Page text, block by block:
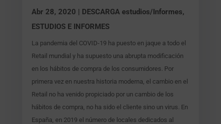
Abr 28, 2020 | DESCARGA estudios/Informes,
ESTUDIOS E INFORMES
La pandemia del COVID-19 ha puesto en jaque a todo el
Retail mundial y ha supuesto una abrupta modificación
en los hábitos de compra de los consumidores. Por
primera vez en nuestra historia moderna, el cambio en el
Retail no ha venido propiciado por un cambio de los
hábitos de compra, no ha sido el cliente sino un virus. En
España, en 2019 el número de locales dedicados al